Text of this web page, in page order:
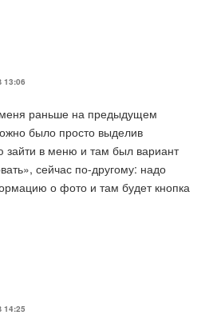
раньше на предыдущем
было просто выделив
в меню и там был вариант
сейчас по-другому: надо
о фото и там будет кнопка